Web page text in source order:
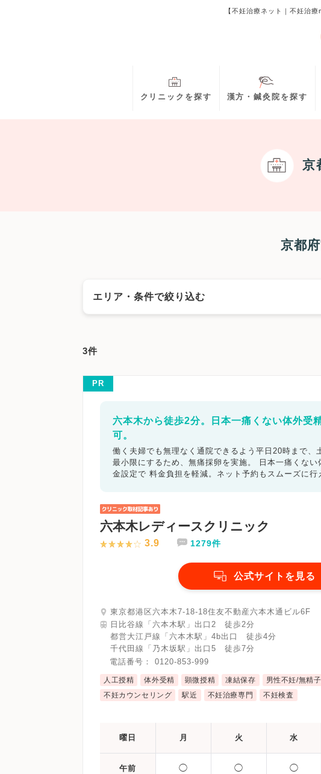
【不妊治療ネット｜不妊治
クリニックを探す 漢方・鍼灸院を探す
京
京都
エリア・条件で絞り込む
京都市右京区
城陽市
キーワードで絞る
不妊カウンセリング ブライダルチェック 不
顕微授精
先進医療 男性不妊/無精子症 ED
マイナ受付
3件
PR
六本木から徒歩2分。日本一痛くない体外受
可。
働く夫婦でも無理なく通院できるよう平日20時まで
最小限にするため、無痛採卵を実施。 日本一痛くな
金設定で 料金負担を軽減。ネット予約もスムーズに行
六本木レディースクリニック
3.9 1279件
公式サイトを見る
東京都港区六本木7-18-18住友不動産六本木通ビル6F
日比谷線「六本木駅」出口2 徒歩2分
都営大江戸線「六本木駅」4b出口 徒歩4分
千代田線「乃木坂駅」出口5 徒歩7分
電話番号： 0120-853-999
人工授精 体外受精 顕微授精 凍結保存
男性不妊/無精
不妊カウンセリング
駅近 不妊治療専門 不妊検査
曜日 月 火 水
午前 ◯ ◯ ◯